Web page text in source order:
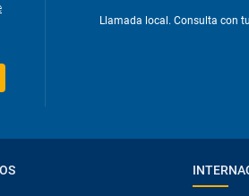
Llamada local. Consulta con